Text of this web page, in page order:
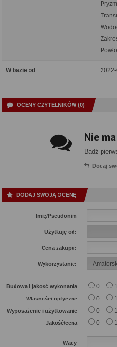
W bazie od
OCENY CZYTELNIKÓW (0)
Nie
Bądź
Dodaj
DODAJ SWOJĄ OCENĘ
Imię/Pseudonim
Użytkuję od:
Cena zakupu:
Wykorzystanie:
Budowa i jakość wykonania 0 1
Własności optyczne 0 1
Wyposażenie i użytkowanie 0 1
Jakość/cena 0 1
Wady